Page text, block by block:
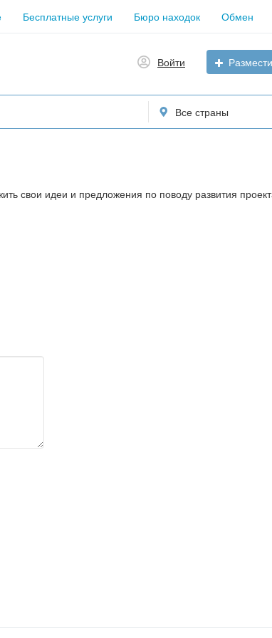
Бесплатные услуги Бюро находок Обмен
Войти
Все страны
свои идеи и предложения по поводу развития